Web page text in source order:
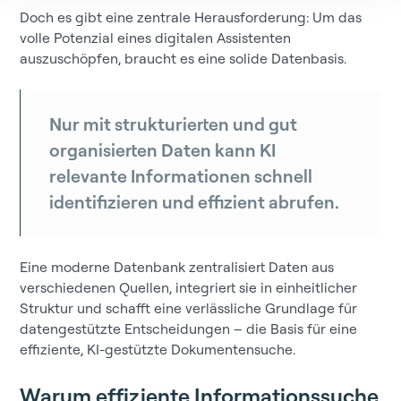
Doch es gibt eine zentrale Herausforderung: Um das
volle Potenzial eines digitalen Assistenten
auszuschöpfen, braucht es eine solide Datenbasis.
Nur mit strukturierten und gut
organisierten Daten kann KI
relevante Informationen schnell
identifizieren und effizient abrufen.
Eine moderne Datenbank zentralisiert Daten aus
verschiedenen Quellen, integriert sie in einheitlicher
Struktur und schafft eine verlässliche Grundlage für
datengestützte Entscheidungen – die Basis für eine
effiziente, KI-gestützte Dokumentensuche.
Warum effiziente Informationssuche